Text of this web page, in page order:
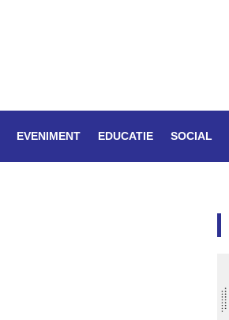
EVENIMENT EDUCATIE SOCIAL